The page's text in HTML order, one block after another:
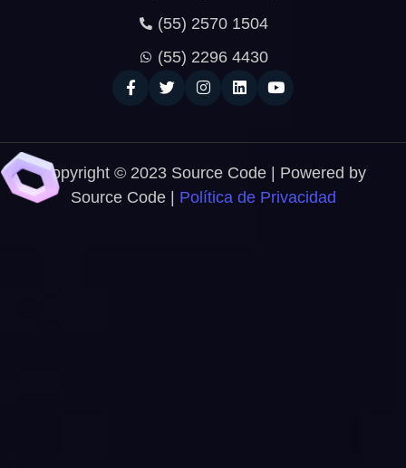
(55) 2570 1504
(55) 2296 4430
Copyright © 2023 Source Code | Powered by
Source Code | Política de Privacidad